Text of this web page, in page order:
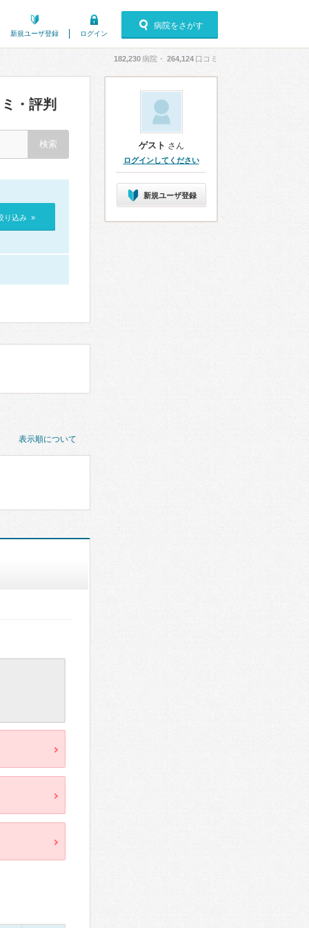
新規ユーザ登録 ログイン
病院をさがす
182,230病院・ 264,124 口コミ
・評判
り込み »
表示順について
ゲスト さん
ログインしてください
新規ユーザ登録